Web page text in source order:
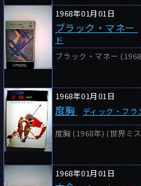
1968年01月01日
ブラック・マネー
ド
ブラック・マネー
1968年01月01日
度胸 ディック・フラ
度胸 (1968年) (世界ミ
1968年01月01日